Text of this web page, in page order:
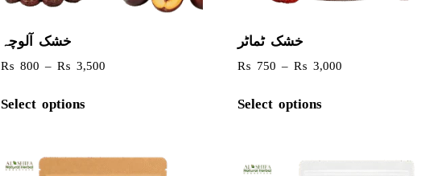
خشک آلوچہ
₨ 800 – ₨ 3,500
Select options
خشک ٹماٹر
₨ 750 – ₨ 3,000
Select options